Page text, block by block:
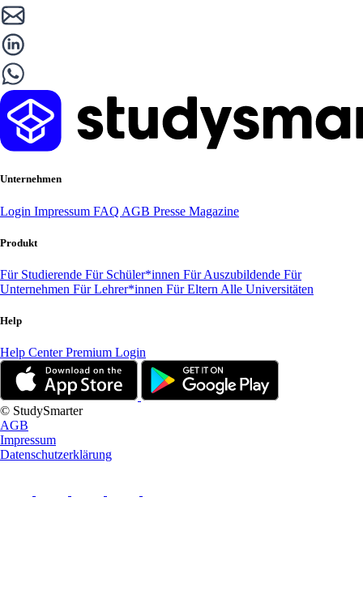
Unternehmen
Login Impressum FAQ AGB Presse Magazine
Produkt
Für Studierende Für Schüler*innen Für Auszubildende Für
Unternehmen Für Lehrer*innen Für Eltern Alle Universitäten
Help
Help CenterPremium Login
© StudySmarter
AGB
Impressum
Datenschutzerklärung